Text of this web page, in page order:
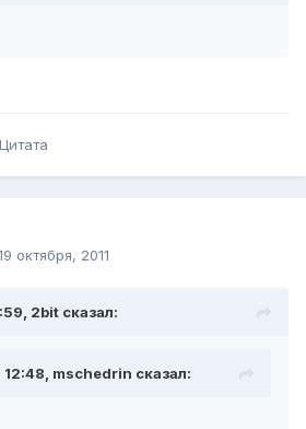
Цитата
октября, 2011
2bit сказал:
12:48, mschedrin сказал: